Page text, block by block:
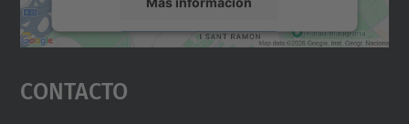
Aceptar
powered by
Contacto